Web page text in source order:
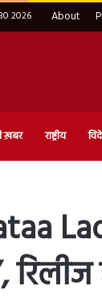
2026 About
ख़बर राष्ट्रीय